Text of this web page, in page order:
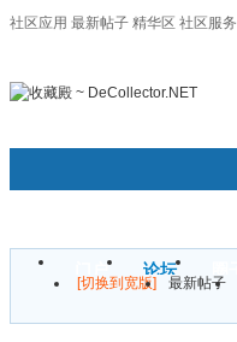
社区应用 最新帖子 精华区 社区服务
门户 论坛
[切换到宽版] 最新帖子